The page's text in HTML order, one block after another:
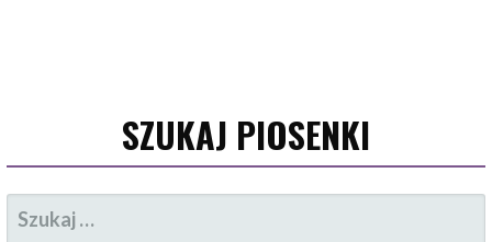
SZUKAJ PIOSENKI
SZUKAJ: